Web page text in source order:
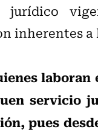
jurídico
inherentes a
servicio
pues